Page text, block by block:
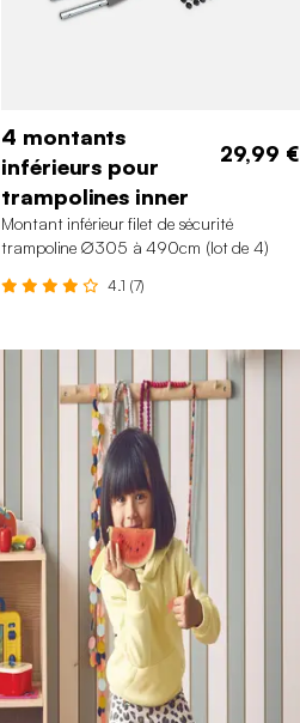
4 montants
inférieurs pour
trampolines inner
29,99 €
Montant inférieur filet de sécurité
trampoline ∅305 à 490cm (lot de 4)
4.1 (7)